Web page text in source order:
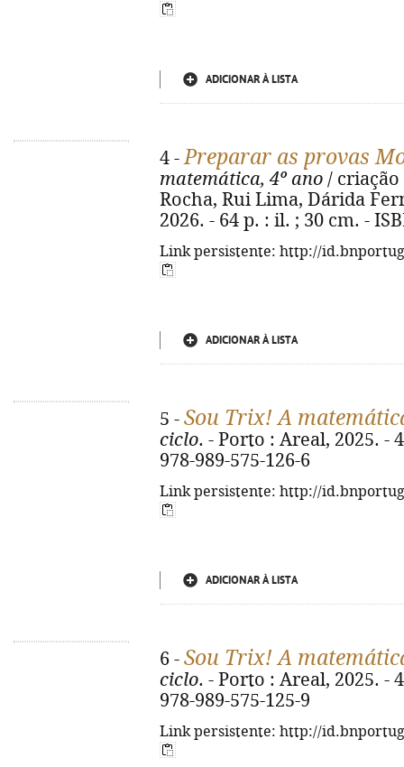
ADICIONAR À LISTA
4 -Preparar as provas
matemática, 4º ano /
Rocha, Rui Lima, Dárida
2026. - 64 p. : il. ; 30 cm. -
Link persistente: http://
ADICIONAR À LISTA
5 - Sou Trix! A
ciclo. - Porto : Areal, 2025. -
978-989-575-126-6
Link persistente: http://
ADICIONAR À LISTA
6 - Sou Trix! A
ciclo. - Porto : Areal, 2025. -
978-989-575-125-9
Link persistente: http://